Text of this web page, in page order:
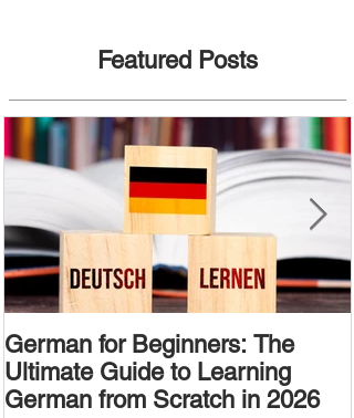
Featured Posts
German for Beginners: The
Ultimate Guide to Learning
German from Scratch in 2026